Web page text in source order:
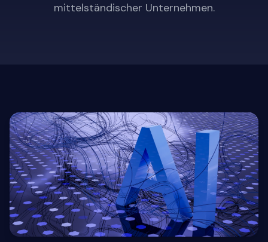
mittelständischer Unternehmen.